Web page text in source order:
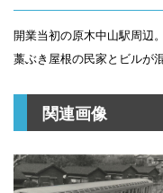
開業当初の原木中山駅周辺。
藁ぶき屋根の民家とビルが
関連画像